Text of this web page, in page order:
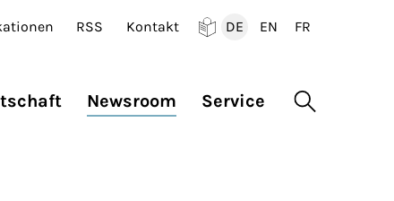
RSS Kontakt
DE
EN
FR
Newsroom Service Suche